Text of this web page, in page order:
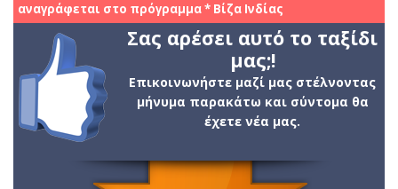
αναγράφεται στο πρόγραμμα * Βίζα Ινδίας
Σας αρέσει αυτό το ταξίδι
μας;!
Επικοινωνήστε μαζί μας στέλνοντας
μήνυμα παρακάτω και σύντομα θα
έχετε νέα μας.